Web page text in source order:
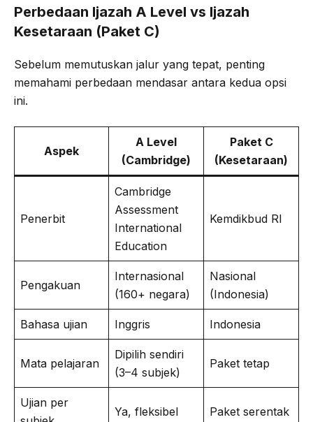
Perbedaan Ijazah A Level vs Ijazah
Kesetaraan (Paket C)
Sebelum memutuskan jalur yang tepat, penting
memahami perbedaan mendasar antara kedua opsi
ini.
Aspek
A Level
(Cambridge)
Paket C
(Kesetaraan)
Penerbit
Cambridge
Assessment
International
Education
Kemdikbud RI
Pengakuan
Internasional
(160+ negara)
Nasional
(Indonesia)
Bahasa ujian Inggris Indonesia
Mata pelajaran
Dipilih sendiri
(3–4 subjek)
Paket tetap
Ujian per
Ya, fleksibel Paket serentak